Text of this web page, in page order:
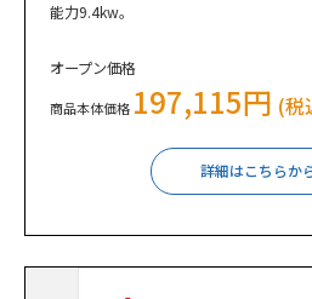
能力9.4kw。
オープン価格
商品本体価格 197,115円 (税
詳細はこちらか